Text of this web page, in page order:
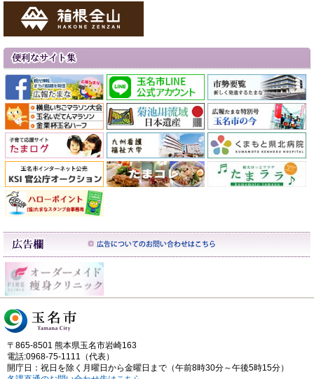
〒865-8501 熊本県玉名市岩崎163
電話:0968-75-1111（代表）
開庁日：祝日を除く月曜日から金曜日まで（午前8時30分～午後5時15分）